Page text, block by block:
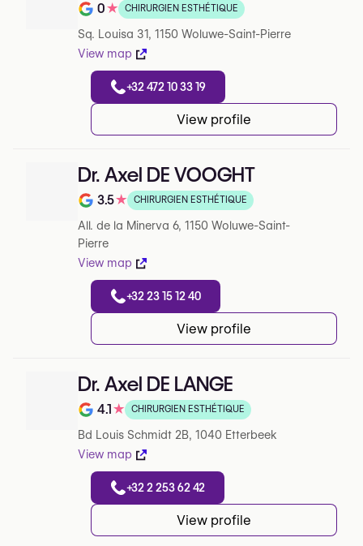
Note de 0 sur 5 sur Google
0★ CHIRURGIEN ESTHÉTIQUE
Sq. Louisa 31, 1150 Woluwe-Saint-Pierre
View map
+32 472 10 33 19
View profile
Dr. Axel DE VOOGHT
Note de 3.5 sur 5 sur Google
3.5★ CHIRURGIEN ESTHÉTIQUE
All. de la Minerva 6, 1150 Woluwe-Saint-
Pierre
View map
+32 23 15 12 40
View profile
Dr. Axel DE LANGE
Note de 4.1 sur 5 sur Google
4.1★ CHIRURGIEN ESTHÉTIQUE
Bd Louis Schmidt 2B, 1040 Etterbeek
View map
+32 2 253 62 42
View profile